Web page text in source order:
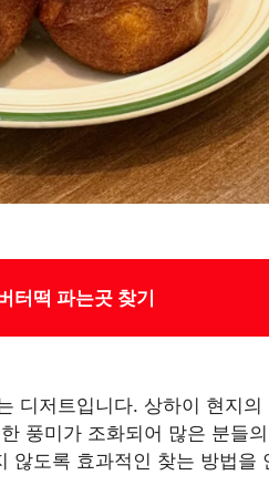
터떡 파는곳 찾기
디저트입니다. 상하이 현지
풍미가 조화되어 많은 분들
않도록 효과적인 찾는 방법을